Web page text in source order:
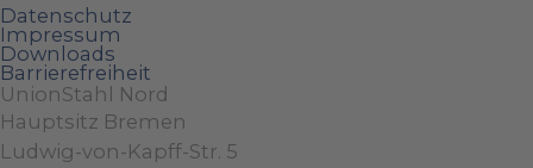
Datenschutz
Impressum
Downloads
Barrierefreiheit
UnionStahl Nord
Hauptsitz Bremen
Ludwig-von-Kapff-Str. 5